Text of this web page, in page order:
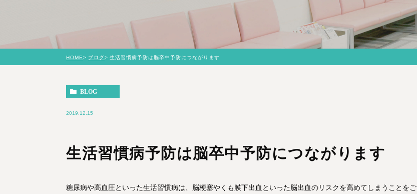
HOME ブログ 生活習慣病予防は脳卒中予防につながります
BLOG
2019.12.15
生活習慣病予防は脳卒中予防につながります
糖尿病や高血圧といった生活習慣病は、脳梗塞やくも膜下出血といった脳出血のリスクを高めてしまうことをご